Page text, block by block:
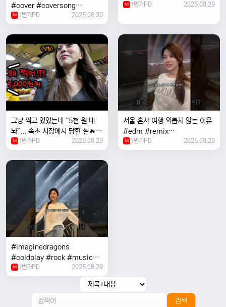
#cover #coversong
#singer #서울 #노을 #한국 #
한강
M 1번가PD 2025.08.30
M 1번가PD 2025.08.29
그냥 찍고 있었는데 “5천 원 내
놔”... 속초 시장에서 당한 썰🔥
M 1번가PD 2025.08.29
서울 혼자 여행 외릅지 않는 이유
#edm #remix
#electronicmusic #singer
#newmusic #music #여행
M 1번가PD 2025.08.29
#imaginedragons
#coldplay #rock #music
#concert
M 1번가PD 2025.08.29
검색